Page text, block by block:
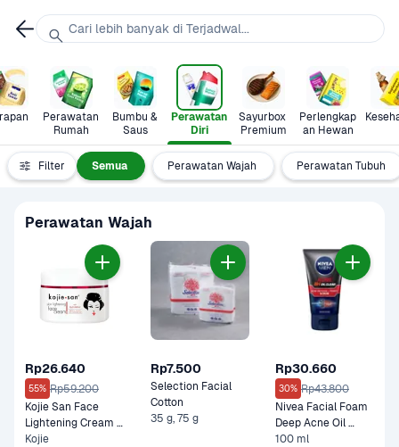
Perawatan
Rumah
Bumbu &
Saus
Perawatan
Diri
Sayurbox
Premium
Perlengkap
an Hewan
Filter Semua Perawatan Wajah Perawatan Tubuh
Perawatan Wajah
Rp26.640
55% Rp59.200
Kojie San Face
Lightening Cream
Pot
Kojie
Rp7.500
Selection Facial
35 g, 75 g
Rp30.660
30% Rp43.800
Nivea Facial Foam
Deep Acne Oil
Clear
100 ml
Cari lebih banyak di Terjadwal...